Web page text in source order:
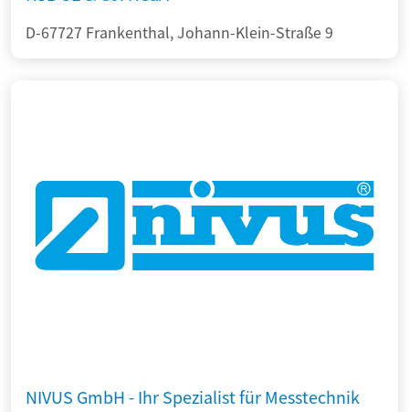
D-67727 Frankenthal, Johann-Klein-Straße 9
NIVUS GmbH - Ihr Spezialist für Messtechnik